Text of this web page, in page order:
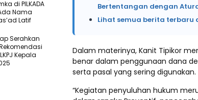
Bertentangan dengan
Lihat semua berita terbaru
Dalam materinya, Kanit Tipikor
benar dalam penggunaan dana
serta pasal yang sering digunakan.
“Kegiatan penyuluhan hukum
di PILKADA
Nama
Latif
Serahkan
Kepala